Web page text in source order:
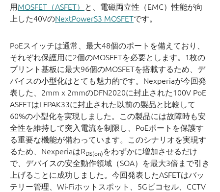
用MOSFET（ASFET）
と、電磁両立性（EMC）性能が向
上した40VのNextPowerS3 MOSFETです。
PoEスイッチは通常、最大48個のポートを備えており、
それぞれ保護用に2個のMOSFETを必要とします。1枚の
プリント基板に最大96個のMOSFETを搭載するため、デ
バイスの小型化はとても魅力的です。Nexperiaが今回発
表した、2mm x 2mmのDFN2020に封止された100V PoE
ASFETはLFPAK33に封止された以前の製品と比較して
60%の小型化を実現しました。この製品には故障時も安
全性を維持して突入電流を制限し、PoEポートを保護す
る重要な機能が備わっています。このシナリオを実現す
るため、NexperiaはRDS(on) をわずかに増加させるだけ
で、デバイスの安全動作領域（SOA）を最大3倍まで引き
上げることに成功しました。今回発表したASFETはバッ
テリー管理、Wi-Fiホットスポット、5Gピコセル、CCTV